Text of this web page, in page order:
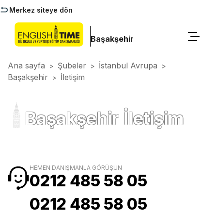
Merkez siteye dön
Başakşehir
Ana sayfa > Şubeler > İstanbul Avrupa >
Başakşehir > İletişim
Başakşehir İletişim
HEMEN DANIŞMANLA GÖRÜŞÜN
0212 485 58 05
0212 485 58 05